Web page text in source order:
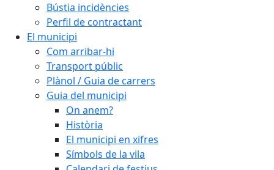
Bústia incidències
Perfil de contractant
El municipi
Com arribar-hi
Transport públic
Plànol / Guia de carrers
Guia del municipi
On anem?
Història
El municipi en xifres
Símbols de la vila